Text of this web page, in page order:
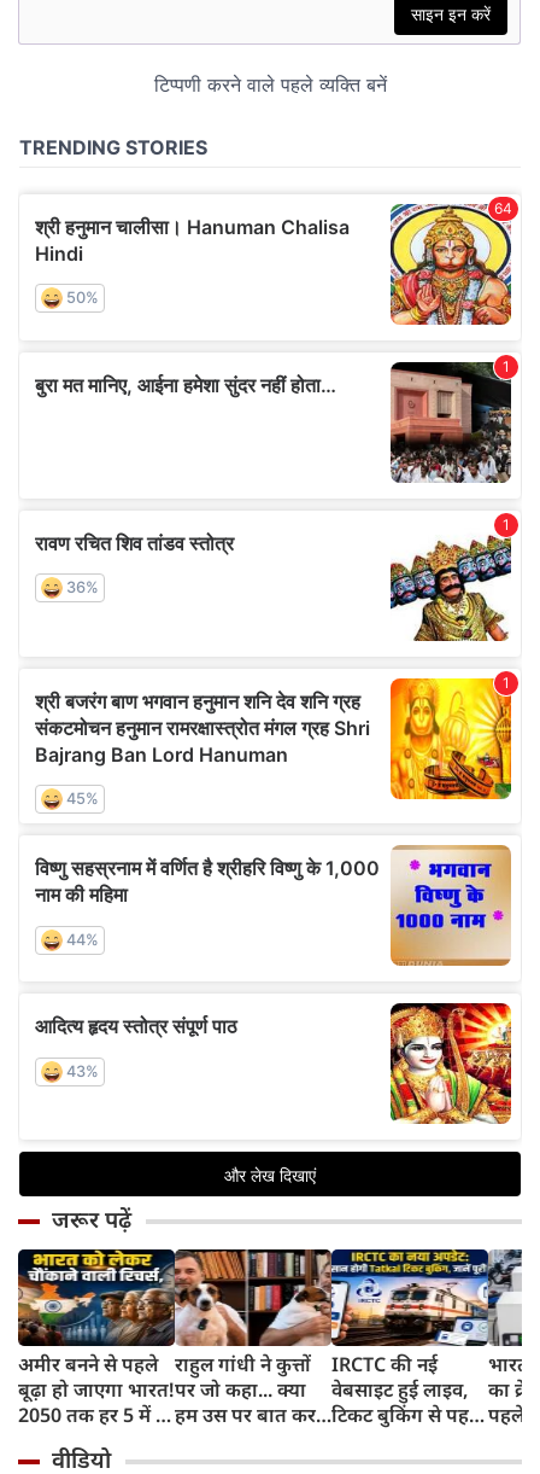
जरूर पढ़ें
अमीर बनने से पहले
बूढ़ा हो जाएगा भारत!
2050 तक हर 5 में 1
साल से ज्यादा उम्र का
राहुल गांधी ने कुत्तों
पर जो कहा... क्या
हम उस पर बात कर
IRCTC की नई
वेबसाइट हुई लाइव,
टिकट बुकिंग से पहले
काम, जानें पूरा
भारत
का
पहले
और
वीडियो